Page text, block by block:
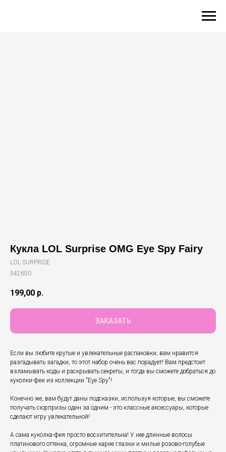
Кукла LOL Surprise OMG Eye Spy Fairy
LOL SURPRISE
542650
199,00 р.
ЗАКАЗАТЬ
Если вы любите крутые и увлекательные распаковки, вам нравится
разгадывать загадки, то этот набор очень вас порадует! Вам предстоит
взламывать коды и раскрывать секреты, и тогда вы сможете добраться до
куколки-феи из коллекции "Eye Spy"!
Конечно же, вам будут даны подсказки, используя которые, вы сможете
получать сюрпризы один за одним - это классные аксессуары, которые
сделают игру увлекательной!
А сама куколка-фея просто восхитительна! У нее длинные волосы
платинового оттенка, огромные карие глазки и милые розово-голубые